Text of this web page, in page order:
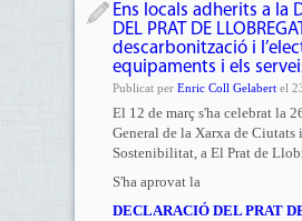
Ens locals adherits a la
DEL PRAT DE
descarbonització i
equipaments i els
Publicat per Enric Coll Gelabertel
El 12 de març s'ha celebrat la
General de la Xarxa de Ciutats
Sostenibilitat, a El Prat de
S'ha aprovat la
DECLARACIÓ DEL PRAT